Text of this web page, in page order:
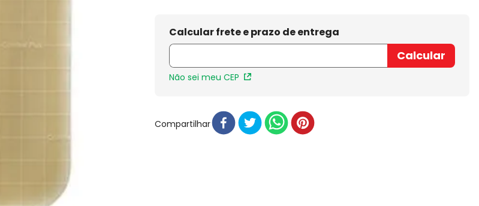
Não sei meu CEP
Compartilhar